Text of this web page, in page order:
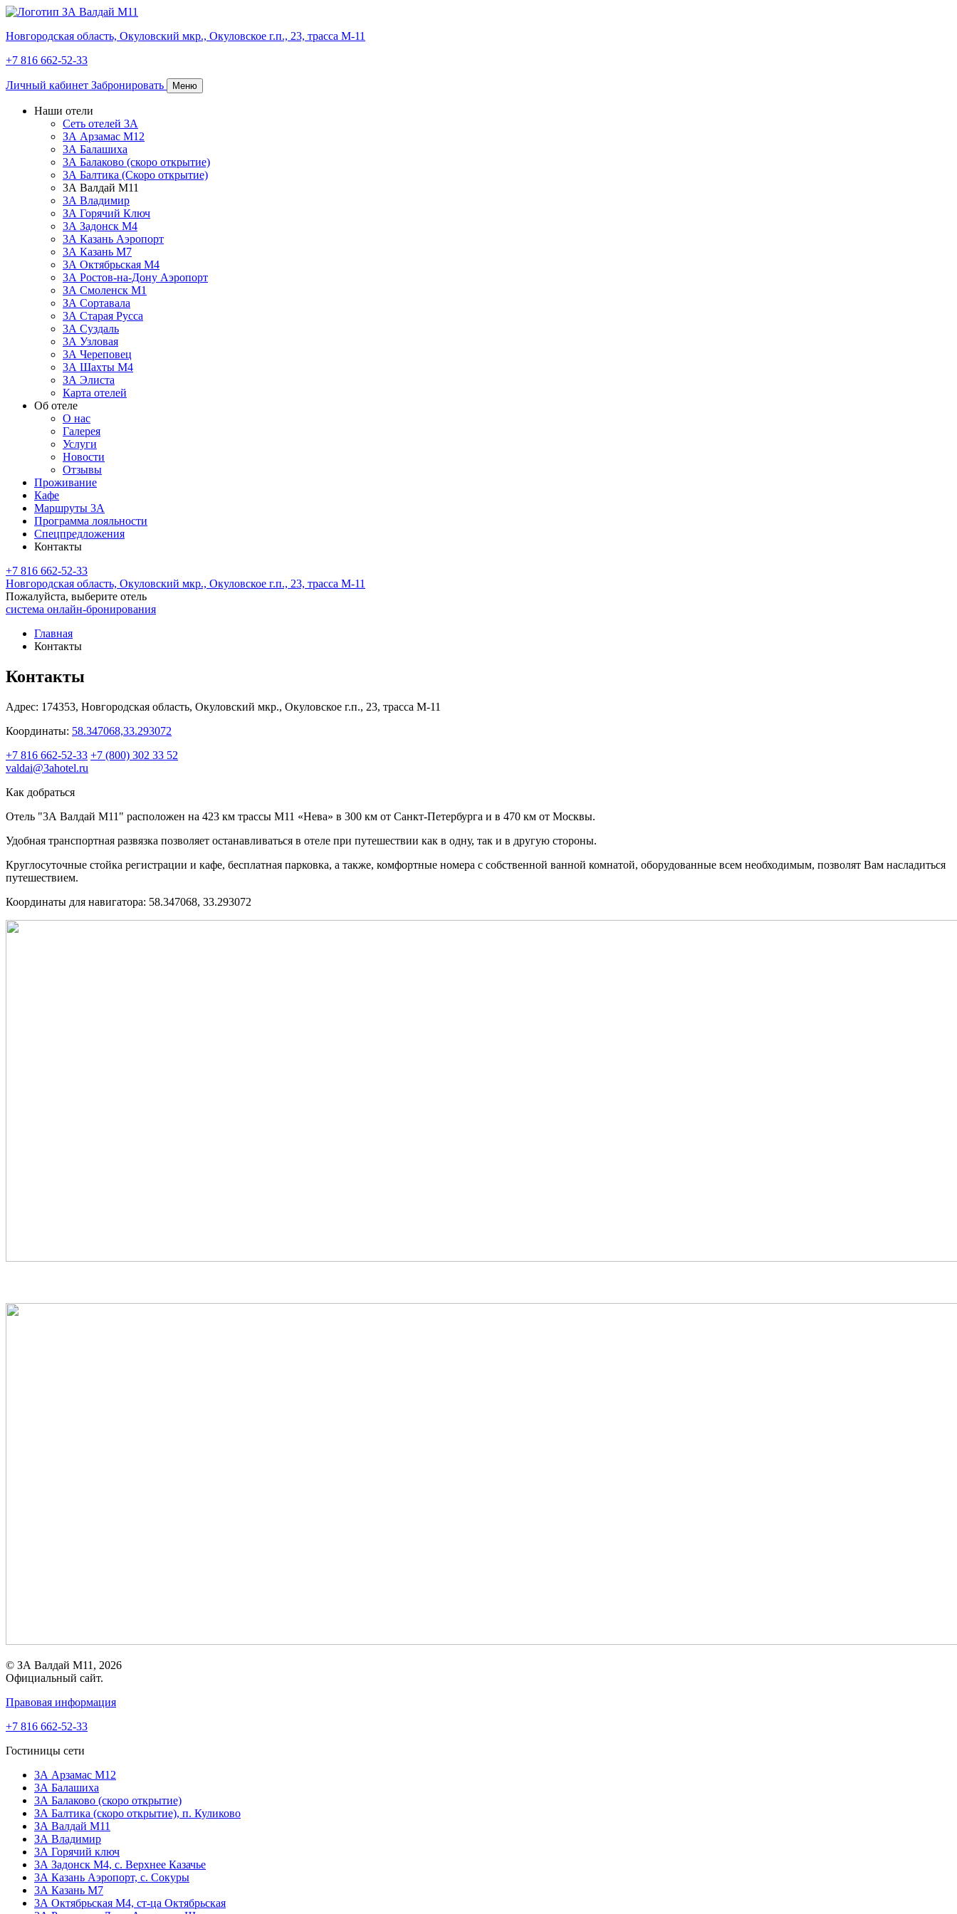
Новгородская область, Окуловский мкр., Окуловское г.п., 23, трасса М-11
+7 816 662-52-33
Личный кабинет Забронировать Меню
Наши отели
Сеть отелей 3А
ЗА Арзамас М12
3А Балашиха
3А Балаково (скоро открытие)
3А Балтика (Скоро открытие)
3А Валдай М11
3А Владимир
ЗА Горячий Ключ
3А Задонск М4
3А Казань Аэропорт
3А Казань M7
3А Октябрьская М4
3А Ростов-на-Дону Аэропорт
ЗА Смоленск М1
ЗА Сортавала
3А Старая Русса
3А Суздаль
3А Узловая
3А Череповец
3А Шахты М4
ЗА Элиста
Карта отелей
Об отеле
О нас
Галерея
Услуги
Новости
Отзывы
Проживание
Кафе
Маршруты 3А
Программа лояльности
Спецпредложения
Контакты
+7 816 662-52-33
Новгородская область, Окуловский мкр., Окуловское г.п., 23, трасса М-11
Пожалуйста, выберите отель
система онлайн-бронирования
Главная
Контакты
Контакты
Адрес: 174353, Новгородская область, Окуловский мкр., Окуловское г.п., 23, трасса М-11
Координаты: 58.347068,33.293072
+7 816 662-52-33 +7 (800) 302 33 52
valdai@3ahotel.ru
Как добраться
Отель "3А Валдай М11" расположен на 423 км трассы М11 «Нева» в 300 км от Санкт-Петербурга и в 470 км от Москвы.
Удобная транспортная развязка позволяет останавливаться в отеле при путешествии как в одну, так и в другую стороны.
Круглосуточные стойка регистрации и кафе, бесплатная парковка, а также, комфортные номера с собственной ванной комнатой, оборудованные всем необходимым, позволят Вам насладиться
путешествием.
Координаты для навигатора: 58.347068, 33.293072
© ЗА Валдай M11, 2026
Официальный сайт.
Правовая информация
+7 816 662-52-33
Гостиницы сети
3А Арзамас М12
3А Балашиха
3А Балаково (скоро открытие)
ЗА Балтика (скоро открытие), п. Куликово
ЗА Валдай M11
ЗА Владимир
3А Горячий ключ
3А Задонск М4, с. Верхнее Казачье
3А Казань Аэропорт, с. Сокуры
3А Казань М7
3А Октябрьская М4, ст-ца Октябрьская